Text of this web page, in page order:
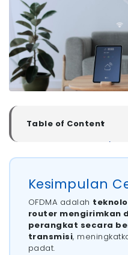
Table of Content
▼
Bagaimana Cara Kerja
Perbedaan OFDMA di
Keuntungan OFDMA
Home
- 1. Efisiensi
- 2. Menghilangkan
- 3. Kapasitas
Kesimpulan
OFDMA adalah
router mengirimkan
perangkat secara
transmisi,
padat.